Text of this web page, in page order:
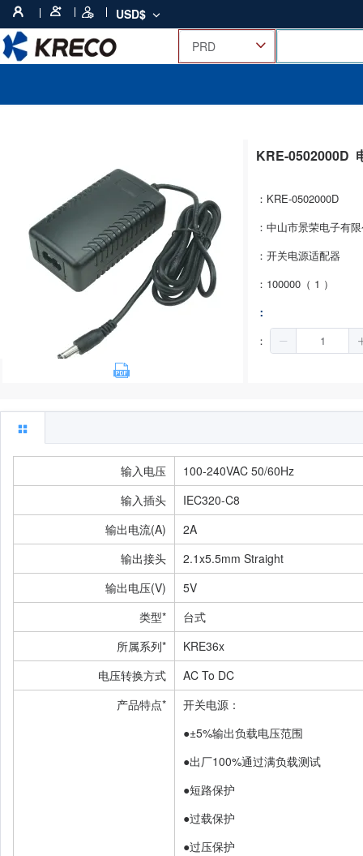
USD$
KRE-0502000D
：KRE-0502000D
：中山市景荣电子有
：开关电源适配器
：100000（ 1 ）
：
：
输入电压
100-240VAC 50/60Hz
输入插头
IEC320-C8
输出电流(A)
2A
输出接头
2.1x5.5mm Straight
输出电压(V)
5V
类型*
台式
所属系列*
KRE36x
电压转换方式
AC To DC
产品特点*
开关电源：
●±5%输出负载电压范围
●出厂100%通过满负载测试
●短路保护
●过载保护
●过压保护